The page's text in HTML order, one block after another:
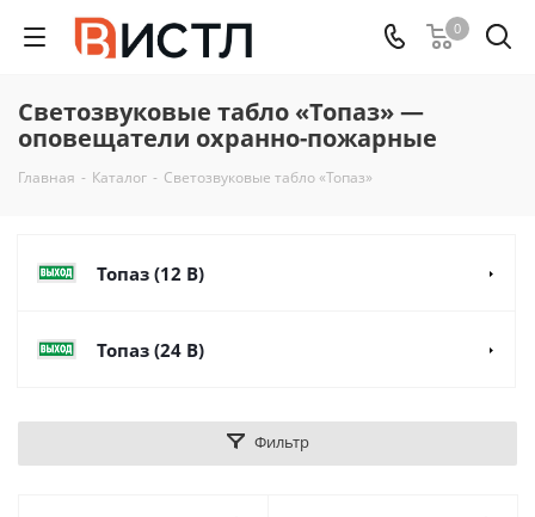
0
Светозвуковые табло «Топаз» —
оповещатели охранно-пожарные
Главная - Каталог - Светозвуковые табло «Топаз»
Топаз (12 В)
Топаз (24 В)
Фильтр